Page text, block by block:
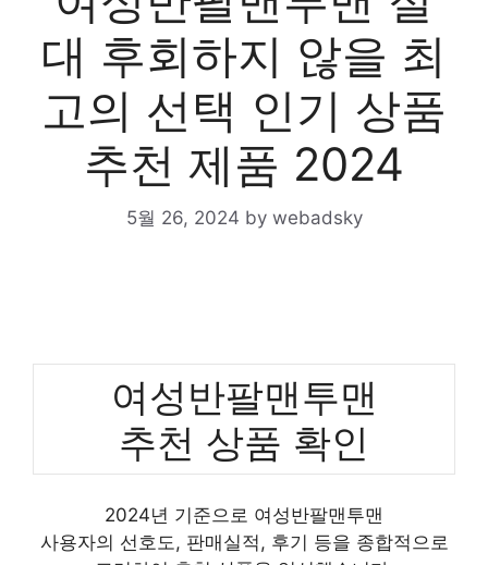
대 후회하지 않을 최
고의 선택 인기 상품
추천 제품 2024
5월 26, 2024 by webadsky
여성반팔맨투맨
추천 상품 확인
2024년 기준으로 여성반팔맨투맨
사용자의 선호도, 판매실적, 후기 등을 종합적으로